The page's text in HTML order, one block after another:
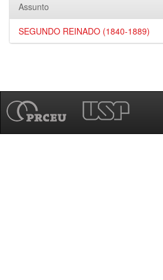
Assunto
SEGUNDO REINADO (1840-1889)